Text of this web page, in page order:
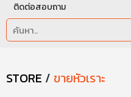
ติดต่อสอบถาม
STORE / ขายหัวเราะ